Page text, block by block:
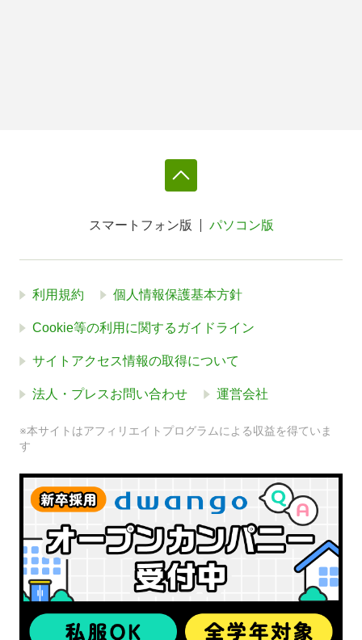
スマートフォン版 パソコン版
利用規約 個人情報保護基本方針
Cookie等の利用に関するガイドライン
サイトアクセス情報の取得について
法人・プレスお問い合わせ 運営会社
※本サイトはアフィリエイトプログラムによる収益を得ていま
す